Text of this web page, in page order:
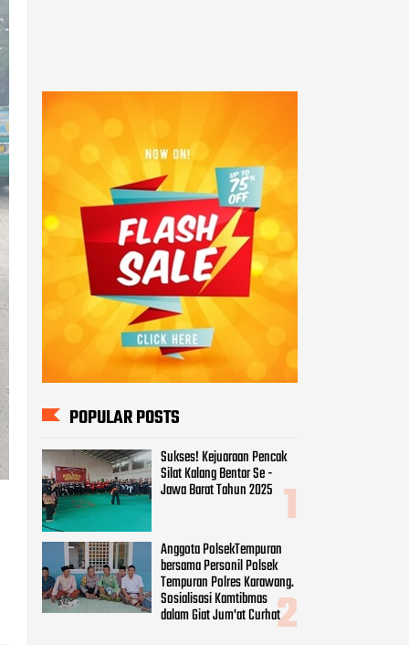
POPULAR POSTS
Sukses! Kejuaraan Pencak
Silat Kalang Bentar Se -
Jawa Barat Tahun 2025
Anggota PolsekTempuran
bersama Personil Polsek
Tempuran Polres Karawang.
Sosialisasi Kamtibmas
dalam Giat Jum'at Curhat